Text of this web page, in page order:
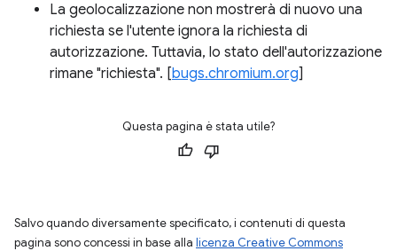
La geolocalizzazione non mostrerà di nuovo una
richiesta se l'utente ignora la richiesta di
autorizzazione. Tuttavia, lo stato dell'autorizzazione
rimane "richiesta". [bugs.chromium.org]
Questa pagina è stata utile?
Salvo quando diversamente specificato, i contenuti di questa
pagina sono concessi in base alla licenza Creative Commons